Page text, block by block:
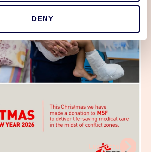
DENY
Lue juttu